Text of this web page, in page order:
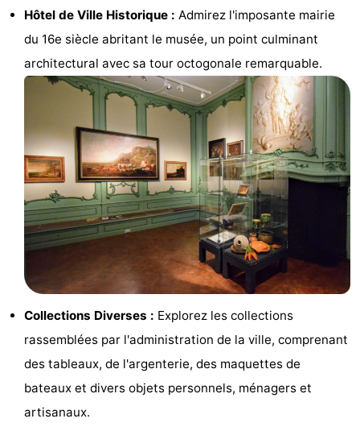
Greve
Port
Zélande
-
Resort
Haamstede
Résidence
Hof
van
Haamstede
Schouwse
Valleien
Soeten
Haert
Wijde
Village
Zeeuwse
Kust
Zonnedorp
Hof
Hôtels
Last
Hôtel de Ville Historique : Admirez l'imposante mairie
du 16e siècle abritant le musée, un point culminant
architectural avec sa tour octogonale remarquable.
Collections Diverses : Explorez les collections
rassemblées par l'administration de la ville, comprenant
des tableaux, de l'argenterie, des maquettes de
bateaux et divers objets personnels, ménagers et
artisanaux.